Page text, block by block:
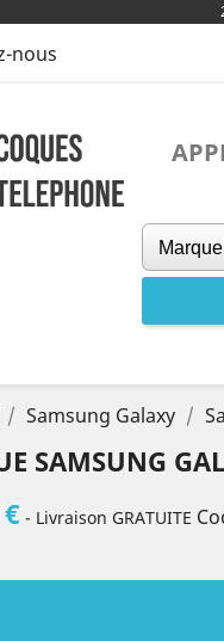
nous
Samsung Galaxy
SAMSUNG
- Livraison GRATUITE